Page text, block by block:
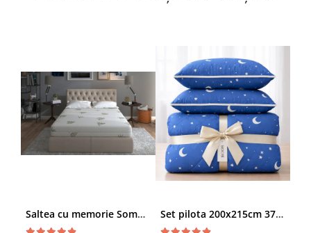
Saltea cu memorie SomnART XXL Memory Plus 160x190, înălțime 25cm, pentru persoane supraponderale, husă Aloe Vera detașabilă, rulată, fermitate mare Set pilota 200x215cm 370g cu 2 perne 50x70,albastru- PLT36